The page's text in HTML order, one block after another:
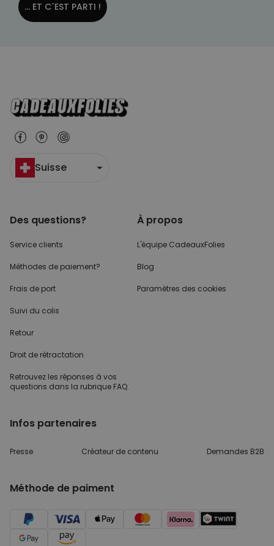
... ET C´EST PARTI !
Suisse
Des questions?
Service clients
Méthodes de paiement?
Frais de port
Suivi du colis
Retour
Droit de rétractation
Retrouvez les réponses à vos
questions dans la rubrique FAQ.
À propos
L'équipe CadeauxFolies
Blog
Paramètres des cookies
Infos partenaires
Presse Créateur de contenu Demandes B2B
Méthode de paiment